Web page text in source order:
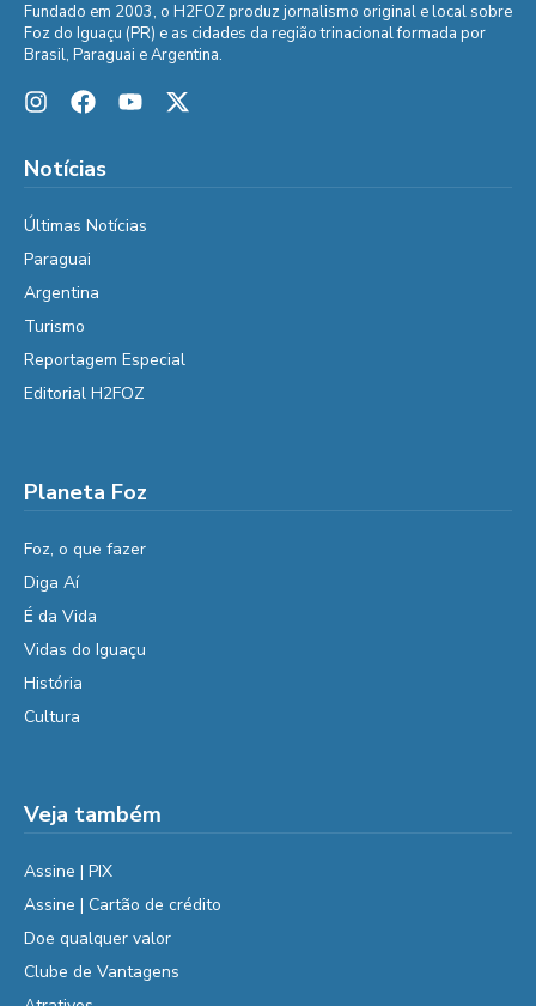
Fundado em 2003, o H2FOZ produz jornalismo original e local sobre
Foz do Iguaçu (PR) e as cidades da região trinacional formada por
Brasil, Paraguai e Argentina.
Notícias
Últimas Notícias
Paraguai
Argentina
Turismo
Reportagem Especial
Editorial H2FOZ
Planeta Foz
Foz, o que fazer
Diga Aí
É da Vida
Vidas do Iguaçu
História
Cultura
Veja também
Assine | PIX
Assine | Cartão de crédito
Doe qualquer valor
Clube de Vantagens